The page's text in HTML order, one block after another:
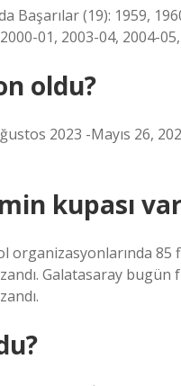
Başarılar (19): 1959,
01, 2003-04, 2004-
oldu?
2023 -Mayıs 26,
kupası
85
Galatasaray